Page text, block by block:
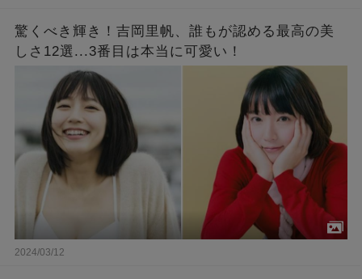
驚くべき輝き！吉岡里帆、誰もが認める最高の美
しさ12選...3番目は本当に可愛い！
2024/03/12